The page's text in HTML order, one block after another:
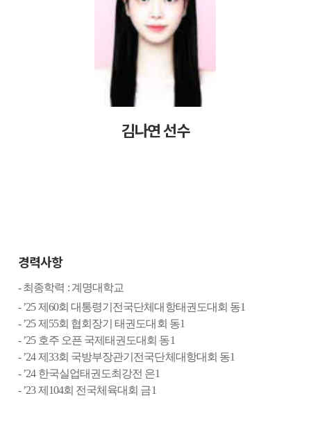
김나연 선수
경력사항
-최종학력 : 계명대학교
- ’25제 60회 대통령기전국단체대항태권도대회 동1
- ’25제 55회 협회장기 태권도대회 동1
- ’25 호주 오픈 국제태권도대회 동1
- ’24제 33회 국방부장관기전국단체대항대회 동1
- ’24 한국실업태권도최강전 은1
- ’23제 104회 전국체육대회 금1